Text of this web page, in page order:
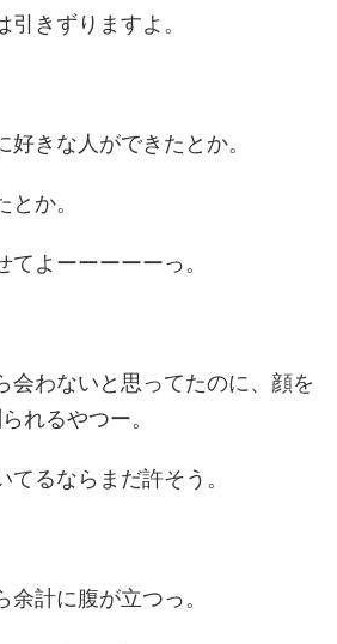
きずりますよ。
きな人ができたとか。
か。
よーーーーーっ。
会わないと思ってたのに、顔を
れるやつー。
るならまだ許そう。
計に腹が立つっ。